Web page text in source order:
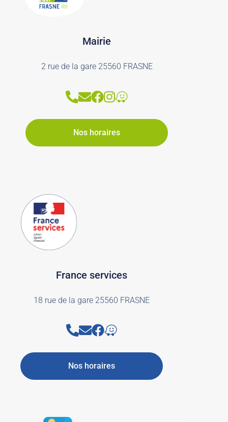
Mairie
2 rue de la gare 25560 FRASNE
Nos horaires
France services
18 rue de la gare 25560 FRASNE
Nos horaires